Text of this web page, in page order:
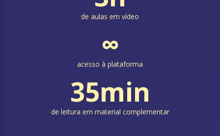
de aulas em vídeo
∞
acesso à plataforma
35min
de leitura em material complementar